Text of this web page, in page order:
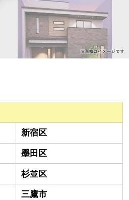
新宿区
墨田区
杉並区
三鷹市